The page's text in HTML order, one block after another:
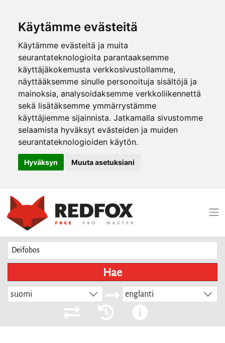
Käytämme evästeitä
Käytämme evästeitä ja muita
seurantateknologioita parantaaksemme
käyttäjäkokemusta verkkosivustollamme,
näyttääksemme sinulle personoituja sisältöjä ja
mainoksia, analysoidaksemme verkkoliikennettä
sekä lisätäksemme ymmärrystämme
käyttäjiemme sijainnista. Jatkamalla sivustomme
selaamista hyväksyt evästeiden ja muiden
seurantateknologioiden käytön.
Hyväksyn Muuta asetuksiani
Hae
suomi englanti